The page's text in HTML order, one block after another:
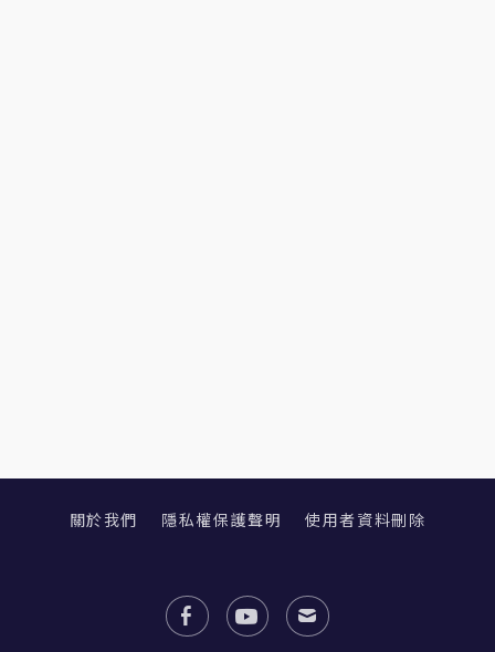
關於我們 隱私權保護聲明 使用者資料刪除